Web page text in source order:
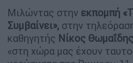
Μιλώντας στην εκπομπή
Συμβαίνει», στην
καθηγητής Νίκος Θωμαΐδης
«στη χώρα μας έχουν